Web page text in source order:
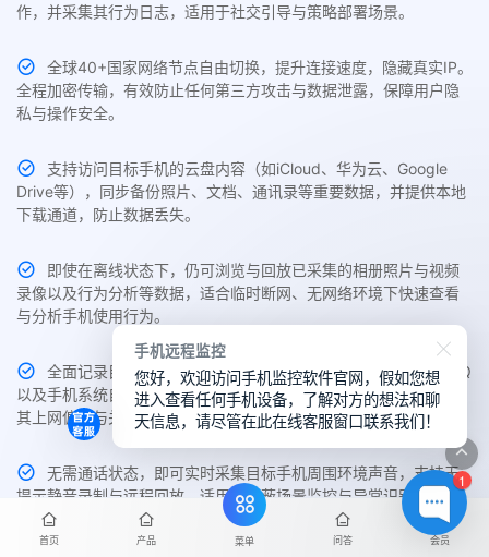
作，并采集其行为日志，适用于社交引导与策略部署场景。
全球40+国家网络节点自由切换，提升连接速度，隐藏真实IP。
全程加密传输，有效防止任何第三方攻击与数据泄露，保障用户隐
私与操作安全。
支持访问目标手机的云盘内容（如iCloud、华为云、Google
Drive等），同步备份照片、文档、通讯录等重要数据，并提供本地
下载通道，防止数据丢失。
即使在离线状态下，仍可浏览与回放已采集的相册照片与视频
录像以及行为分析等数据，适合临时断网、无网络环境下快速查看
与分析手机使用行为。
全面记录目标手机中Chrome、Safari、Edge、UC、夸克、QQ
以及手机系统自带的主流浏览器访问历史与搜索关键词，帮助了解
其上网偏好与关注内容。
无需通话状态，即可实时采集目标手机周围环境声音，支持无
提示静音录制与远程回放，适用于隐蔽场景监控与异常识别。
主控端支持随时切换不同品牌、不同系统设备的监控权限，如
首页 产品 菜单 问答 会员
1
手机远程监控
您好，欢迎访问手机监控软件官网，假如您想
进入查看任何手机设备，了解对方的想法和聊
天信息，请尽管在此在线客服窗口联系我们！